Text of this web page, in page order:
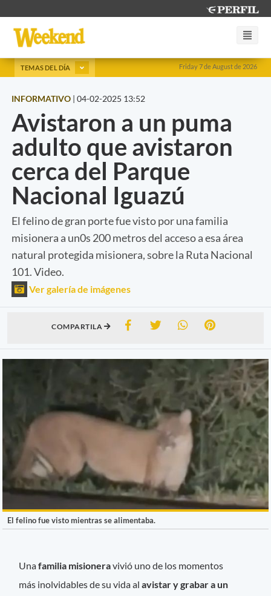
Friday 7 de August de 2026
TEMAS DEL DÍA
INFORMATIVO | 04-02-2025 13:52
Avistaron a un puma
adulto que avistaron
cerca del Parque
Nacional Iguazú
El felino de gran porte fue visto por una familia
misionera a un0s 200 metros del acceso a esa área
natural protegida misionera, sobre la Ruta Nacional
101. Video.
Ver galería de imágenes
COMPARTILA
El felino fue visto mientras se alimentaba.
Unafamilia misioneravivió uno de los momentos
más inolvidables de su vida al avistar y grabar a un